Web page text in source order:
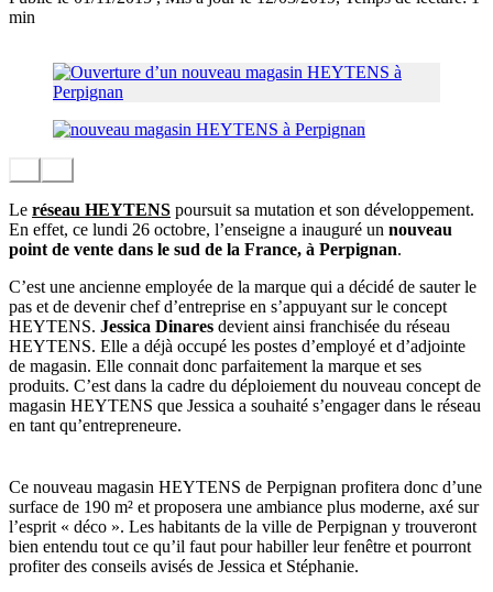
min
Le réseau HEYTENS poursuit sa mutation et son développement.
En effet, ce lundi 26 octobre, l’enseigne a inauguré un nouveau
point de vente dans le sud de la France, à Perpignan.
C’est une ancienne employée de la marque qui a décidé de sauter le
pas et de devenir chef d’entreprise en s’appuyant sur le concept
HEYTENS. Jessica Dinares devient ainsi franchisée du réseau
HEYTENS. Elle a déjà occupé les postes d’employé et d’adjointe
de magasin. Elle connait donc parfaitement la marque et ses
produits. C’est dans la cadre du déploiement du nouveau concept de
magasin HEYTENS que Jessica a souhaité s’engager dans le réseau
en tant qu’entrepreneure.
Ce nouveau magasin HEYTENS de Perpignan profitera donc d’une
surface de 190 m² et proposera une ambiance plus moderne, axé sur
l’esprit « déco ». Les habitants de la ville de Perpignan y trouveront
bien entendu tout ce qu’il faut pour habiller leur fenêtre et pourront
profiter des conseils avisés de Jessica et Stéphanie.